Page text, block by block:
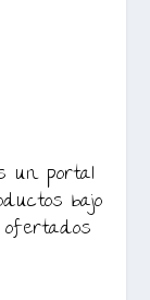
un portal
bajo